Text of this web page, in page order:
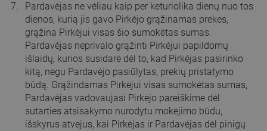
Pardavėjas ne vėliau kaip per keturiolika dienų nuo tos
dienos, kurią jis gavo Pirkėjo grąžinamas prekes,
grąžina Pirkėjui visas šio sumokėtas sumas.
Pardavėjas neprivalo grąžinti Pirkėjui papildomų
išlaidų, kurios susidarė dėl to, kad Pirkėjas pasirinko
kitą, negu Pardavėjo pasiūlytas, prekių pristatymo
būdą. Grąžindamas Pirkėjui visas sumokėtas sumas,
Pardavėjas vadovaujasi Pirkėjo pareiškime dėl
sutarties atsisakymo nurodytu mokėjimo būdu,
išskyrus atvejus, kai Pirkėjas ir Pardavėjas dėl pinigų